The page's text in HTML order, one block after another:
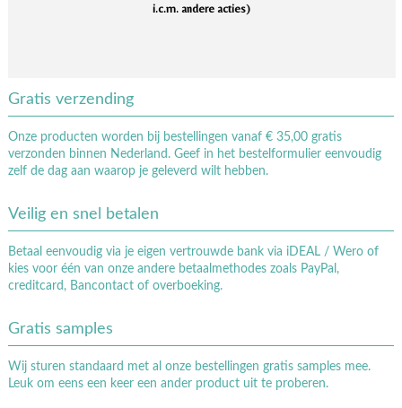
i.c.m. andere acties)
Gratis verzending
Onze producten worden bij bestellingen vanaf € 35,00 gratis
verzonden binnen Nederland. Geef in het bestelformulier eenvoudig
zelf de dag aan waarop je geleverd wilt hebben.
Veilig en snel betalen
Betaal eenvoudig via je eigen vertrouwde bank via iDEAL / Wero of
kies voor één van onze andere betaalmethodes zoals PayPal,
creditcard, Bancontact of overboeking.
Gratis samples
Wij sturen standaard met al onze bestellingen gratis samples mee.
Leuk om eens een keer een ander product uit te proberen.